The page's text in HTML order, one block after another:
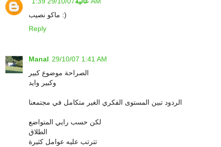
ماكو نصيب :)
Reply
Manal 29/10/07 1:41 AM
الصراحة موضوع كبير
وكبير وايد
الردود تبين المستوى الفكري الغير متكامل في مجتمعنا
لكن حسب رايي المتواضع
الطلاق
تترتب عليه عوامل كثيرة